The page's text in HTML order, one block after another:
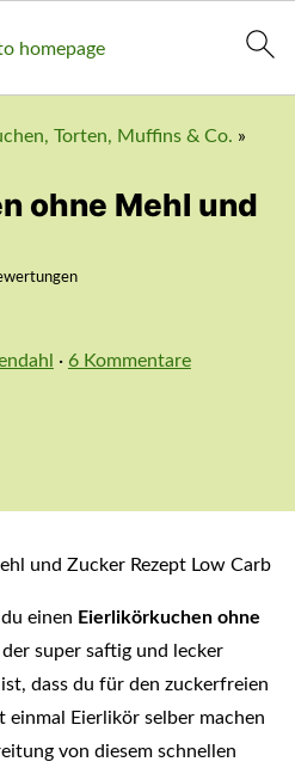
Torten, Muffins & Co. »
ohne Mehl und
· 6 Kommentare
einen Eierlikörkuchen ohne
super saftig und lecker
dass du für den zuckerfreien
einmal Eierlikör selber machen
von diesem schnellen